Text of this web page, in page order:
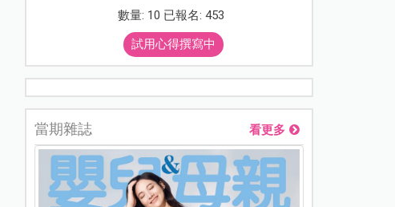
數量: 10 已報名: 453
試用心得撰寫中
當期雜誌 看更多